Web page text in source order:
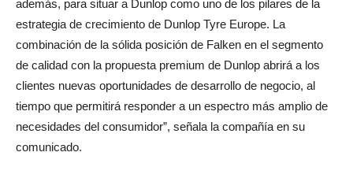
además, para situar a Dunlop como uno de los pilares de la
estrategia de crecimiento de Dunlop Tyre Europe. La
combinación de la sólida posición de Falken en el segmento
de calidad con la propuesta premium de Dunlop abrirá a los
clientes nuevas oportunidades de desarrollo de negocio, al
tiempo que permitirá responder a un espectro más amplio de
necesidades del consumidor”, señala la compañía en su
comunicado.